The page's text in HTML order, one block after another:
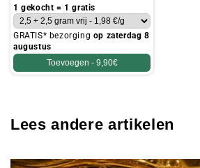
prijs
1 gekocht = 1 gratis
GRATIS* bezorging op zaterdag 8
augustus
Toevoegen - 9,90€
Lees andere artikelen